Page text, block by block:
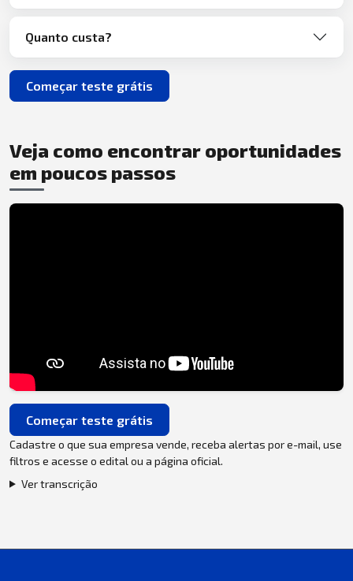
Quanto custa?
Começar teste grátis
Veja como encontrar oportunidades
em poucos passos
Começar teste grátis
Cadastre o que sua empresa vende, receba alertas por e-mail, use
filtros e acesse o edital ou a página oficial.
Ver transcrição